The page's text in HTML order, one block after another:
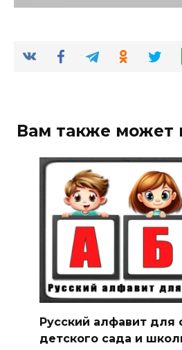
Вам также может
Русский алфавит для
детского сада и